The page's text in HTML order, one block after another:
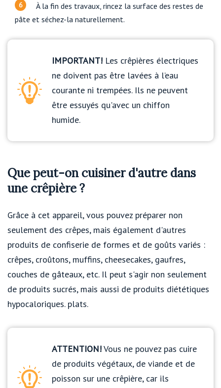
À la fin des travaux, rincez la surface des restes de
pâte et séchez-la naturellement.
IMPORTANT! Les crêpières électriques
ne doivent pas être lavées à l’eau
courante ni trempées. Ils ne peuvent
être essuyés qu'avec un chiffon
humide.
Que peut-on cuisiner d'autre dans
une crêpière ?
Grâce à cet appareil, vous pouvez préparer non
seulement des crêpes, mais également d'autres
produits de confiserie de formes et de goûts variés :
crêpes, croûtons, muffins, cheesecakes, gaufres,
couches de gâteaux, etc. Il peut s'agir non seulement
de produits sucrés, mais aussi de produits diététiques
hypocaloriques. plats.
ATTENTION!Vous ne pouvez pas cuire
de produits végétaux, de viande et de
poisson sur une crêpière, car ils